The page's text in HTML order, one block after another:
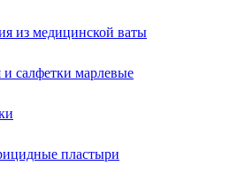
из медицинской ваты
салфетки марлевые
пластыри